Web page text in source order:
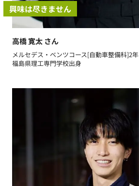
興味は尽きません
高橋 寛太 さん
メルセデス・ベンツコース[自動車整備科]2年
福島県理工専門学校出身